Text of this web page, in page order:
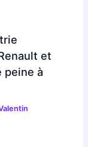
et
peine à